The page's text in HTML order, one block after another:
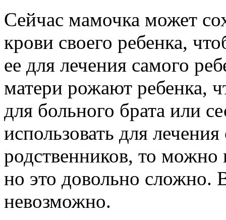
Сейчас мамочка может
крови своего ребенка,
ее для лечения самого
матери рожают ребенка,
для больного брата или
использовать для
родственников, то
но это довольно сложно.
невозможно.